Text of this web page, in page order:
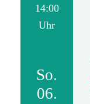
14:00
Uhr
So.
06.